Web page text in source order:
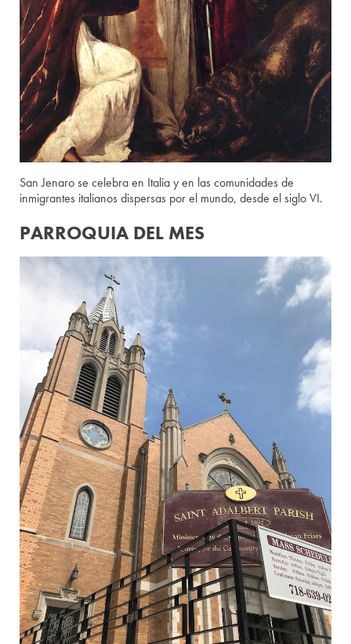
San Jenaro se celebra en Italia y en las comunidades de
inmigrantes italianos dispersas por el mundo, desde el siglo VI.
PARROQUIA DEL MES